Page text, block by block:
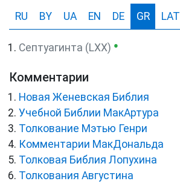
RU BY UA EN DE GR LAT
Септуагинта (LXX) ●
Комментарии
Новая Женевская Библия
Учебной Библии МакАртура
Толкование Мэтью Генри
Комментарии МакДональда
Толковая Библия Лопухина
Толкования Августина